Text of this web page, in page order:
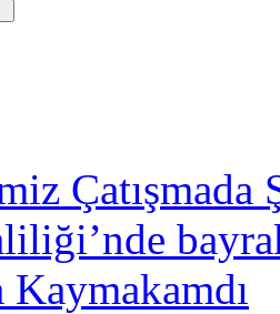
Çatışmada
Kaymakamdı